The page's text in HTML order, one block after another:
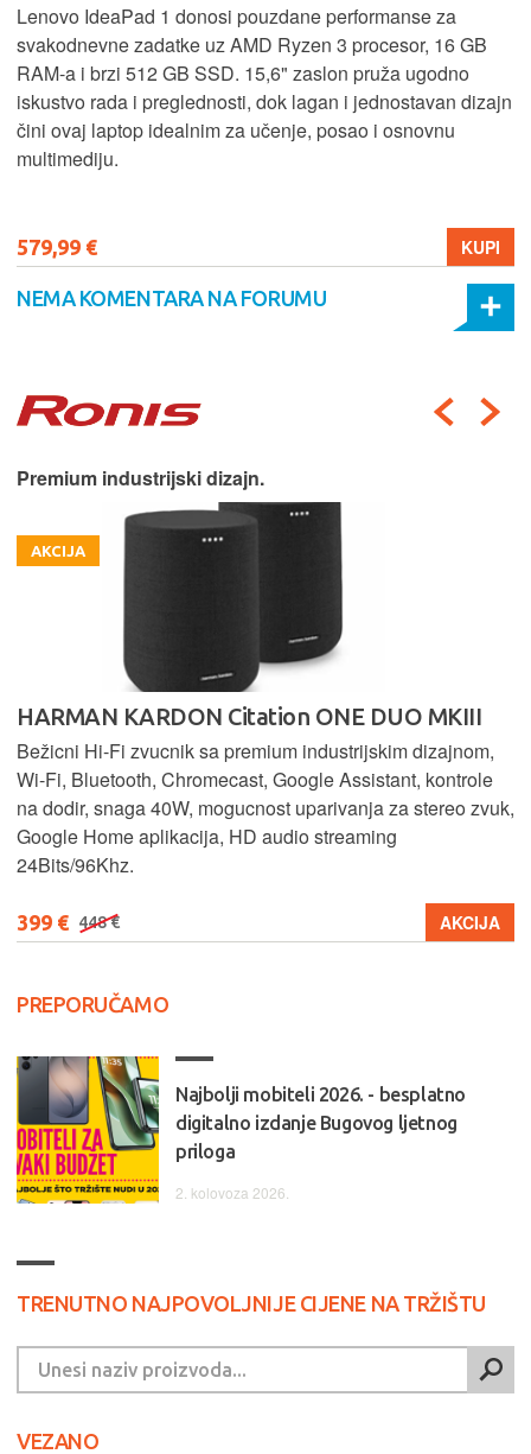
Lenovo IdeaPad 1 donosi pouzdane performanse za
svakodnevne zadatke uz AMD Ryzen 3 procesor, 16 GB
RAM-a i brzi 512 GB SSD. 15,6" zaslon pruža ugodno
iskustvo rada i preglednosti, dok lagan i jednostavan dizajn
čini ovaj laptop idealnim za učenje, posao i osnovnu
multimediju.
579,99 € KUPI
NEMA KOMENTARA NA FORUMU
Premium industrijski dizajn.
AKCIJA
HARMAN KARDON Citation ONE DUO MKIII
Bežicni Hi-Fi zvucnik sa premium industrijskim dizajnom,
Wi-Fi, Bluetooth, Chromecast, Google Assistant, kontrole
na dodir, snaga 40W, mogucnost uparivanja za stereo zvuk,
Google Home aplikacija, HD audio streaming
24Bits/96Khz.
399 € 448 € AKCIJA
PREPORUČAMO
Najbolji mobiteli 2026. - besplatno
digitalno izdanje Bugovog ljetnog
priloga
2. kolovoza 2026.
TRENUTNO NAJPOVOLJNIJE CIJENE NA TRŽIŠTU
VEZANO